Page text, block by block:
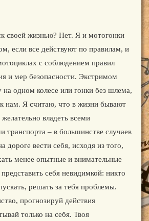
своей жизнью? Нет. Я и мотогонки
если все действуют по правилам, и
с соблюдением правил
и мер безопасности. Экстримом
на одном колесе или гонки без шлема,
нам. Я считаю, что в жизни бывают
владеть всеми
транспорта – в большинстве случаев
дороге вести себя, исходя из того,
менее опытные и внимательные
себя невидимкой: никто
решать за тебя проблемы.
прогнозируй действия
только на себя. Твоя